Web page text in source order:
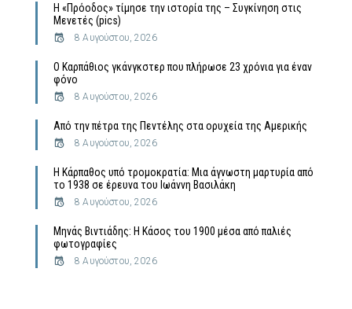
Η «Πρόοδος» τίμησε την ιστορία της – Συγκίνηση στις
Μενετές (pics)
8 Αυγούστου, 2026
Ο Καρπάθιος γκάνγκστερ που πλήρωσε 23 χρόνια για έναν
φόνο
8 Αυγούστου, 2026
Από την πέτρα της Πεντέλης στα ορυχεία της Αμερικής
8 Αυγούστου, 2026
Η Κάρπαθος υπό τρομοκρατία: Μια άγνωστη μαρτυρία από
το 1938 σε έρευνα του Ιωάννη Βασιλάκη
8 Αυγούστου, 2026
Μηνάς Βιντιάδης: Η Κάσος του 1900 μέσα από παλιές
φωτογραφίες
8 Αυγούστου, 2026